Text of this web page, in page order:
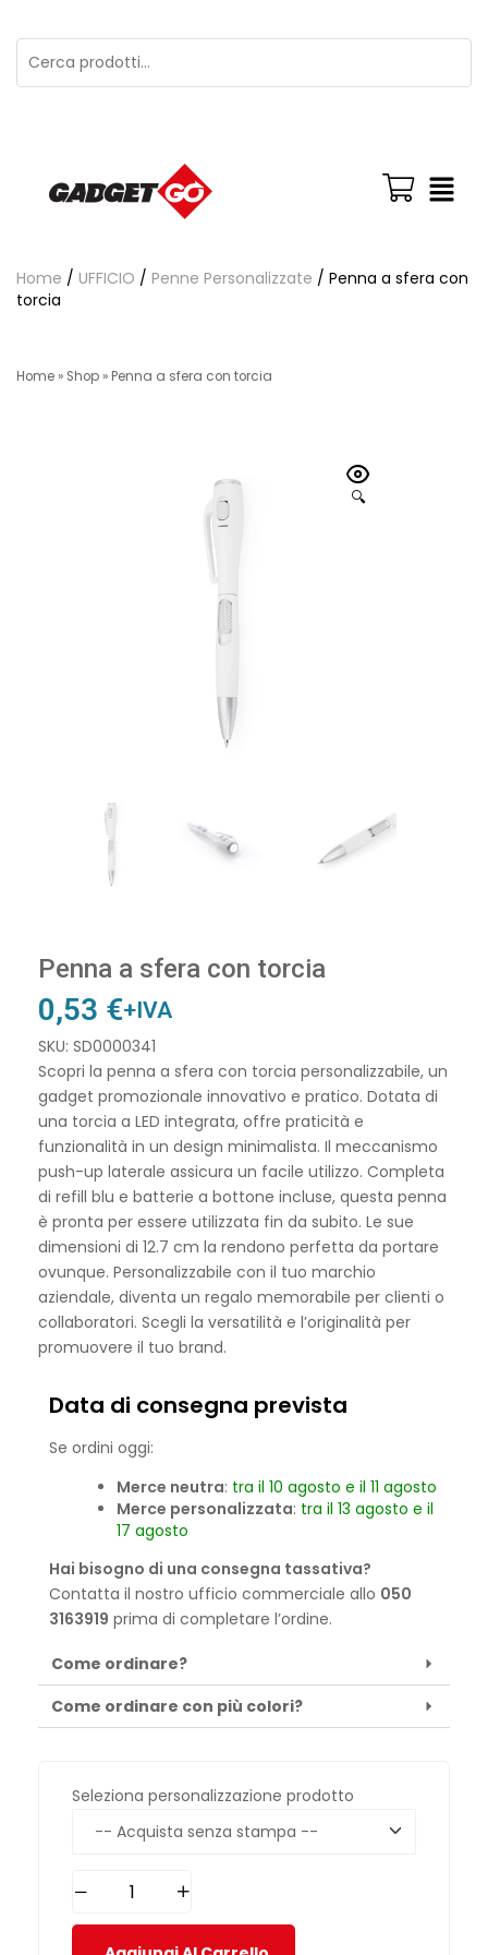
Home / UFFICIO / Penne Personalizzate / Penna a sfera con
torcia
Home » Shop » Penna a sfera con torcia
🔍
Penna a sfera con torcia
0,53 €+IVA
SKU: SD0000341
Scopri la penna a sfera con torcia personalizzabile, un
gadget promozionale innovativo e pratico. Dotata di
una torcia a LED integrata, offre praticità e
funzionalità in un design minimalista. Il meccanismo
push-up laterale assicura un facile utilizzo. Completa
di refill blu e batterie a bottone incluse, questa penna
è pronta per essere utilizzata fin da subito. Le sue
dimensioni di 12.7 cm la rendono perfetta da portare
ovunque. Personalizzabile con il tuo marchio
aziendale, diventa un regalo memorabile per clienti o
collaboratori. Scegli la versatilità e l’originalità per
promuovere il tuo brand.
Data di consegna prevista
Se ordini oggi:
Merce neutra: tra il 10 agosto e il 11 agosto
Merce personalizzata: tra il 13 agosto e il
17 agosto
Hai bisogno di una consegna tassativa?
Contatta il nostro ufficio commerciale allo 050
3163919 prima di completare l’ordine.
Come ordinare?
Come ordinare con più colori?
Seleziona personalizzazione prodotto